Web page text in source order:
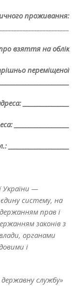
проживання:
взяття на облік
переміщеної
________________
_____________________
України —
систему, на
прав і
законів з
органами
і
державну службу»